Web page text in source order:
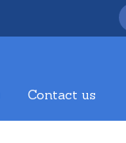
Contact us